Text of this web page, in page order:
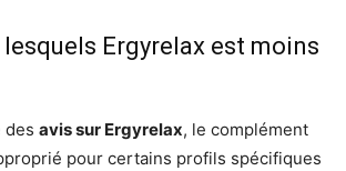
Ergyrelax est moins
des avis sur Ergyrelax, le complément
pour certains profils spécifiques